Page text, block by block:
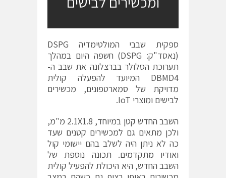
ספקית שבבי המולטימדיה DSPG
(נאסד"ק: DSPG) חשפה היום במהלך
תערוכת הסלולר בברצלונה את שבב ה-
DBMD4 המיועד להפעלה קולית
מדויקת של סמארטפונים, מכשירים
לבישים ומוצרי IoT.
השבב החדש קטן במיוחד, 2.1X1.8 מ"מ,
ולכן מתאים גם למכשירים קטנים שעד
כה לא ניתן היה לשלב בהם יישומי קול
ואודיו מתקדמים. תכונה נוספת של
השבב החדש, היא היכולת להפעיל קולית